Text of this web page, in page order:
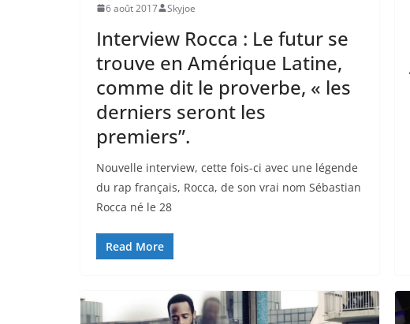
6 août 2017 Skyjoe
Interview Rocca : Le futur se
trouve en Amérique Latine,
comme dit le proverbe, « les
derniers seront les
premiers”.
Nouvelle interview, cette fois-ci avec une légende
du rap français, Rocca, de son vrai nom Sébastian
Rocca né le 28
Read More